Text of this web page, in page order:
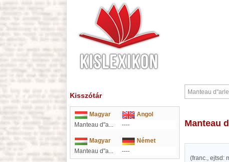
Kisszótár
Magyar
Angol
Manteau d"a...
----
Magyar
Német
Manteau d"a...
----
Manteau
(franc., ejtsd: